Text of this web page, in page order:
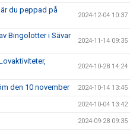
du peppad på
2024-12-04 10:37
Bingolotter i Sävar
2024-11-14 09:35
2024-10-28 14:24
den 10 november 2024-10-14 13:45
2024-10-04 13:42
2024-09-28 09:35